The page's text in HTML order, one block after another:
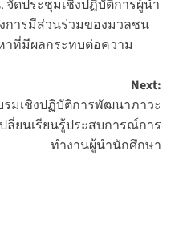
จัดประชุมเชิงปฏิบัติการผู้นำ
การมีส่วนร่วมของมวลชน
ที่มีผลกระทบต่อความ
Next:
มเชิงปฏิบัติการพัฒนาภาวะ
ลี่ยนเรียนรู้ประสบการณ์การ
ทำงานผู้นำนักศึกษา